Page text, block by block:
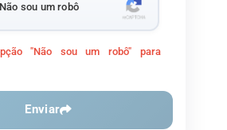
Não sou um robô
"Não sou um robô" para
Enviar